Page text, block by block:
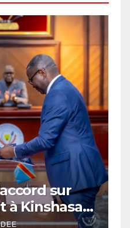
sur
à Kinshasa
de l’Agence